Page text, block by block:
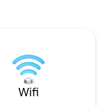
compagnie sont
petit-déjeuner
voyageurs
d'une connexion
Wifi